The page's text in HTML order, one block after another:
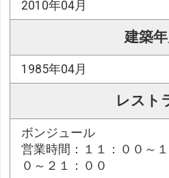
2010年04月
建築年
1985年04月
レスト
ボンジュール
営業時間：１１：００～
０～２１：００